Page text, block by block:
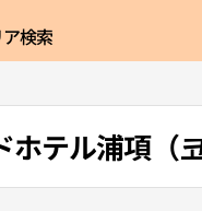
検索
ホテル浦項